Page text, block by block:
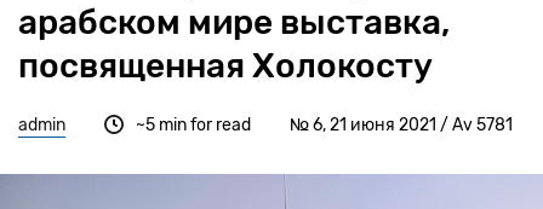
арабском мире выставка,
посвященная Холокосту
admin № 6, 21 июня 2021 / Av 5781
~5 min for read